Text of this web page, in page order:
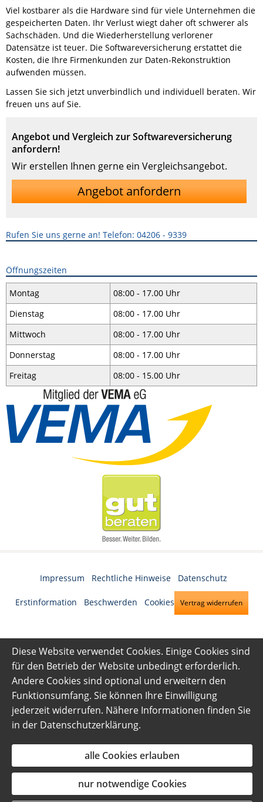
Viel kostbarer als die Hardware sind für viele Unternehmen die
gespeicherten Daten. Ihr Verlust wiegt daher oft schwerer als
Sachschäden. Und die Wiederherstellung verlorener
Datensätze ist teuer. Die Softwareversicherung erstattet die
Kosten, die Ihre Firmenkunden zur Daten-Rekonstruktion
aufwenden müssen.
Lassen Sie sich jetzt unverbindlich und individuell beraten. Wir
freuen uns auf Sie.
Angebot und Vergleich zur Softwareversicherung
anfordern!
Wir erstellen Ihnen gerne ein Vergleichsangebot.
Angebot anfordern
Rufen Sie uns gerne an! Telefon: 04206 - 9339
Öffnungszeiten
Montag
08:00 - 17.00 Uhr
Dienstag
08:00 - 17.00 Uhr
Mittwoch
08:00 - 17.00 Uhr
Donnerstag
08:00 - 17.00 Uhr
Freitag
08:00 - 15.00 Uhr
Impressum Rechtliche Hinweise Datenschutz
Erstinformation Beschwerden Cookies Vertrag widerrufen
Diese Website verwendet Cookies. Einige Cookies sind
für den Betrieb der Website unbedingt erforderlich.
Andere Cookies sind optional und erweitern den
Funktionsumfang. Sie können Ihre Einwilligung
jederzeit widerrufen. Nähere Informationen finden Sie
in der Datenschutzerklärung.
alle Cookies erlauben
nur notwendige Cookies